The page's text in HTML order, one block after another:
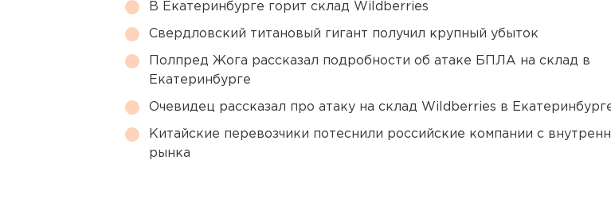
В Екатеринбурге горит склад Wildberries
Свердловский титановый гигант получил крупный убыток
Полпред Жога рассказал подробности об атаке БПЛА на склад в
Екатеринбурге
Очевидец рассказал про атаку на склад Wildberries в
Китайские перевозчики потеснили российские компании с
рынка